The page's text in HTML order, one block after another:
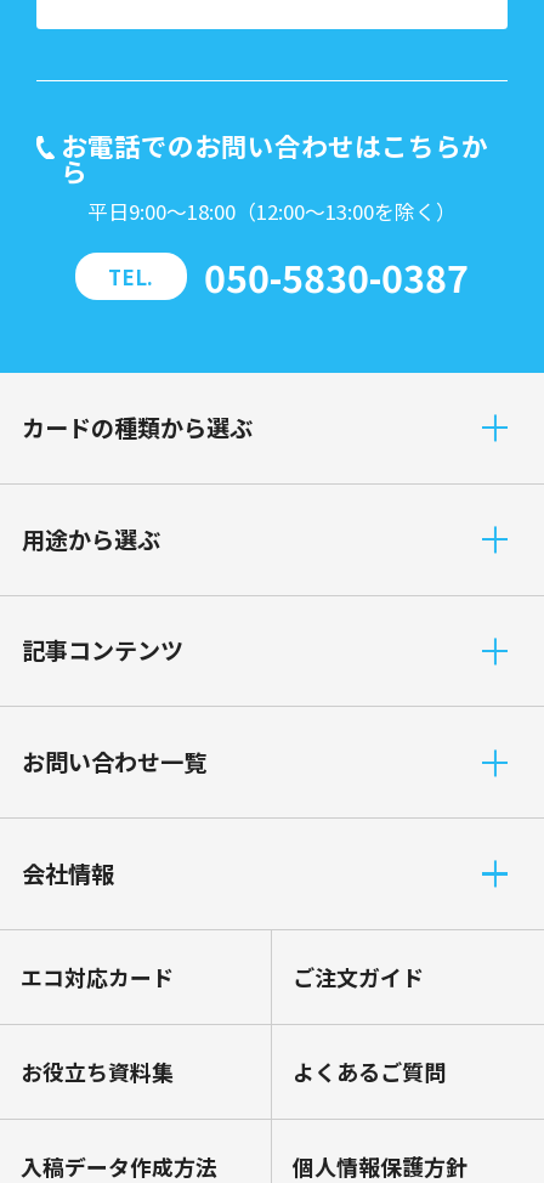
お電話でのお問い合わせはこちらか
ら
平日9:00～18:00（12:00～13:00を除く）
TEL. 050-5830-0387
カードの種類から選ぶ
⽤途から選ぶ
記事コンテンツ
お問い合わせ一覧
会社情報
エコ対応カード ご注文ガイド
お役⽴ち資料集 よくあるご質問
⼊稿データ作成⽅法 個⼈情報保護⽅針